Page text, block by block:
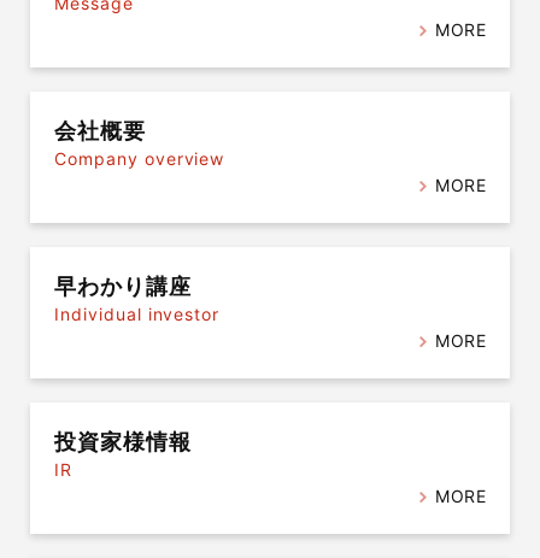
MORE
会社概要
Company overview
MORE
早わかり講座
Individual investor
MORE
投資家様情報
IR
MORE